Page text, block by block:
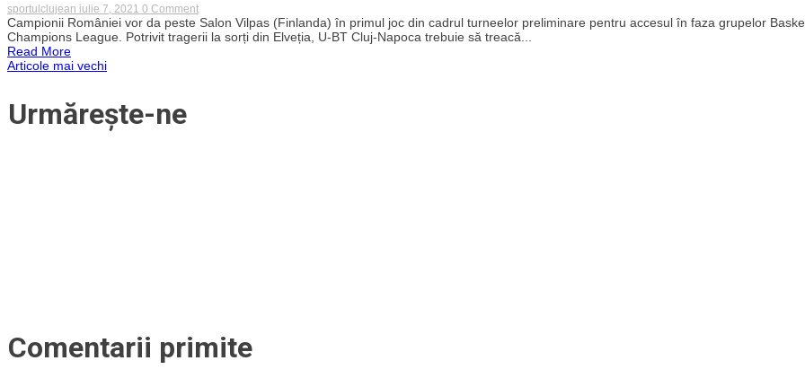
sportulclujean iulie 7, 2021 0 Commenton
U-
Banca
Transilvania
Campionii României vor da peste Salon Vilpas (Finlanda) în primul joc din cadrul turneelor preliminare pentru accesul în faza grupelor
Champions League. Potrivit tragerii la sorți din Elveția, U-BT Cluj-Napoca trebuie să treacă...
Read More
Navigare
în
Articole mai vechi
Urmărește-ne
Comentarii primite